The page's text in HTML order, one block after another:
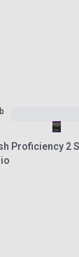
Proficiency 2